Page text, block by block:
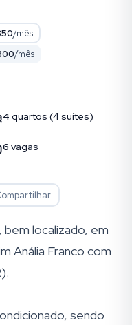
/mês
/mês
4 quartos (4suítes)
6 vagas
localizado, em
Anália Franco com
sendo